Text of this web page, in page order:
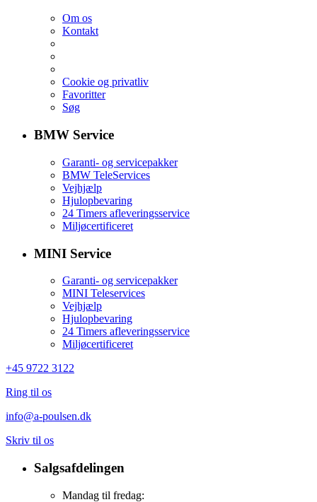
Om os
Kontakt
Cookie og privatliv
Favoritter
Søg
BMW Service
Garanti- og servicepakker
BMW TeleServices
Vejhjælp
Hjulopbevaring
24 Timers afleveringsservice
Miljøcertificeret
MINI Service
Garanti- og servicepakker
MINI Teleservices
Vejhjælp
Hjulopbevaring
24 Timers afleveringsservice
Miljøcertificeret
+45 9722 3122
Ring til os
info@a-poulsen.dk
Skriv til os
Salgsafdelingen
Mandag til fredag: